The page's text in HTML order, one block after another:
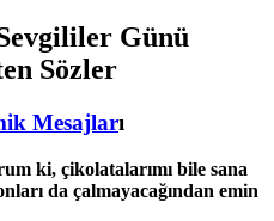
Günü
Sözler
Mesajları
ki, çikolatalarımı bile sana
da çalmayacağından emin